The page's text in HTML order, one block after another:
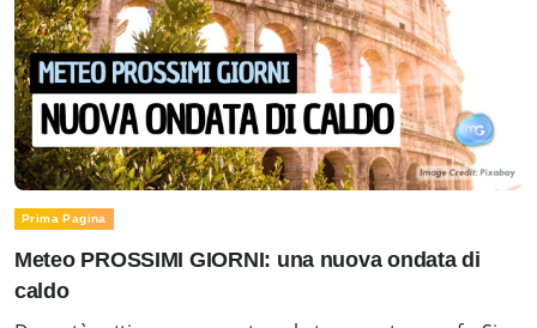
Prima Pagina
Meteo PROSSIMI GIORNI: una nuova ondata di
caldo